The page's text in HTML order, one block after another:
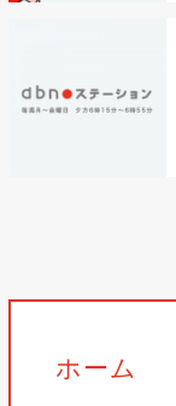
ホーム